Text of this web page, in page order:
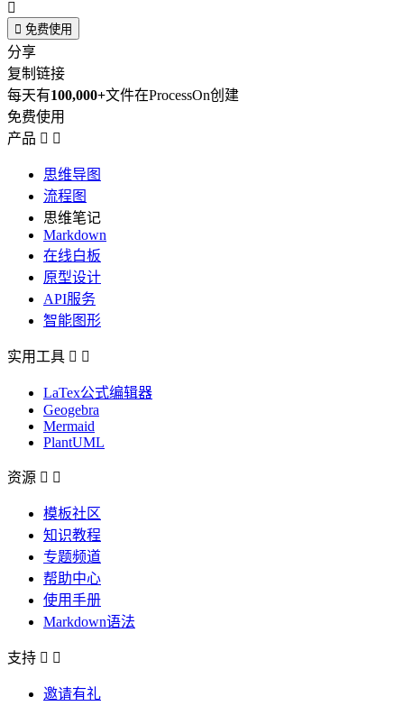

 免费使用
分享
复制链接
每天有100,000+文件在ProcessOn创建
免费使用
产品  
思维导图
流程图
思维笔记
Markdown
在线白板
原型设计
API服务
智能图形
实用工具  
LaTex公式编辑器
Geogebra
Mermaid
PlantUML
资源  
模板社区
知识教程
专题频道
帮助中心
使用手册
Markdown语法
支持  
邀请有礼